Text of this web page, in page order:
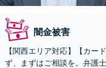
闇金被害
【関西エリア対応】【カー
ず、まずはご相談を。弁護